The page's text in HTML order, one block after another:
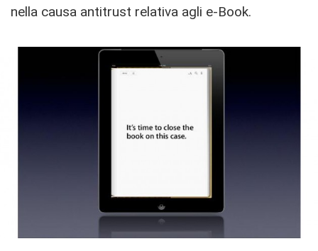
nella causa antitrust relativa agli e-Book.